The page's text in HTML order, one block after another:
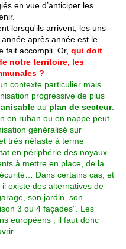
en vue d’anticiper les
lorsqu'ils arrivent, les uns
après année est le
fait accompli. Or, qui doit
notre territoire, les
?
contexte particulier mais
progressive de plus
au plan de secteur.
en ruban ou en nappe peut
généralisé sur
très néfaste à terme
en périphérie des noyaux
à mettre en place, de la
Dans certains cas, et
existe des alternatives de
son jardin, son
3 ou 4 façades". Les
européens ; il faut donc